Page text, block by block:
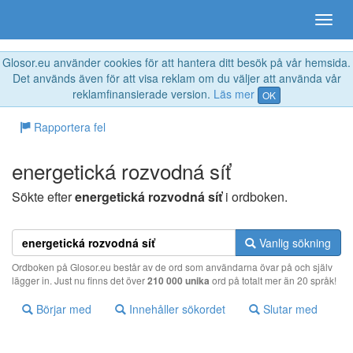
Glosor.eu använder cookies för att hantera ditt besök på vår hemsida.
Det används även för att visa reklam om du väljer att använda vår
reklamfinansierade version. Läs mer OK
Rapportera fel
energetická rozvodná síť
Sökte efterenergetická rozvodná síťi ordboken.
Vanlig sökning
Ordboken på Glosor.eu består av de ord som användarna övar på och själv
lägger in. Just nu finns det över210 000 unika ord på totalt mer än 20 språk!
Börjar med Innehåller sökordet Slutar med